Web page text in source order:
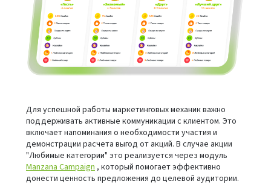
Для успешной работы маркетинговых механик важно
поддерживать активные коммуникации с клиентом. Это
включает напоминания о необходимости участия и
демонстрации расчета выгод от акций. В случае акции
"Любимые категории" это реализуется через модуль
Manzana Campaign, который помогает эффективно
донести ценность предложения до целевой аудитории.